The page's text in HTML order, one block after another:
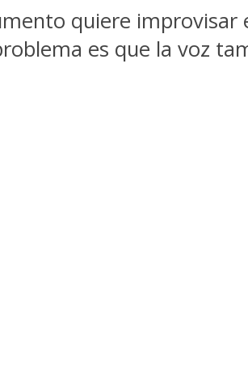
quiere improvisar
es que la voz